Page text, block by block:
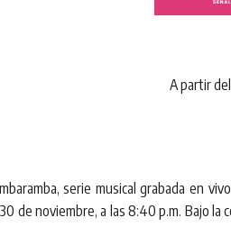
A partir
serie musical grabada en
de noviembre, a las 8:40 p.m. Bajo